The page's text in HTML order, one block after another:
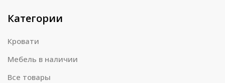
Категории
Кровати
Мебель в наличии
Все товары